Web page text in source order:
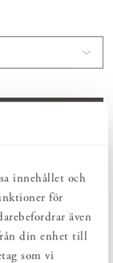
innehållet och
för
även
din enhet till
som vi
gör vardagslivet
är tillverkade av